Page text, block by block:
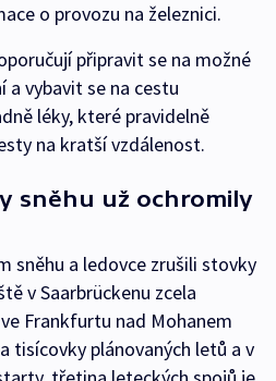
o provozu na železnici.
připravit se na možné
a vybavit se na cestu
léky, které pravidelně
na kratší vzdálenost.
sněhu už ochromily
sněhu a ledovce zrušili stovky
v Saarbrückenu zcela
Frankfurtu nad Mohanem
tisícovky plánovaných letů a v